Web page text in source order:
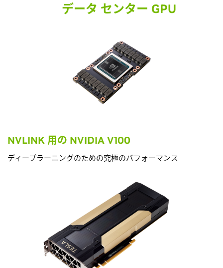
データ センター GPU
NVLINK 用の NVIDIA V100
ディープラーニングのための究極のパフォーマンス